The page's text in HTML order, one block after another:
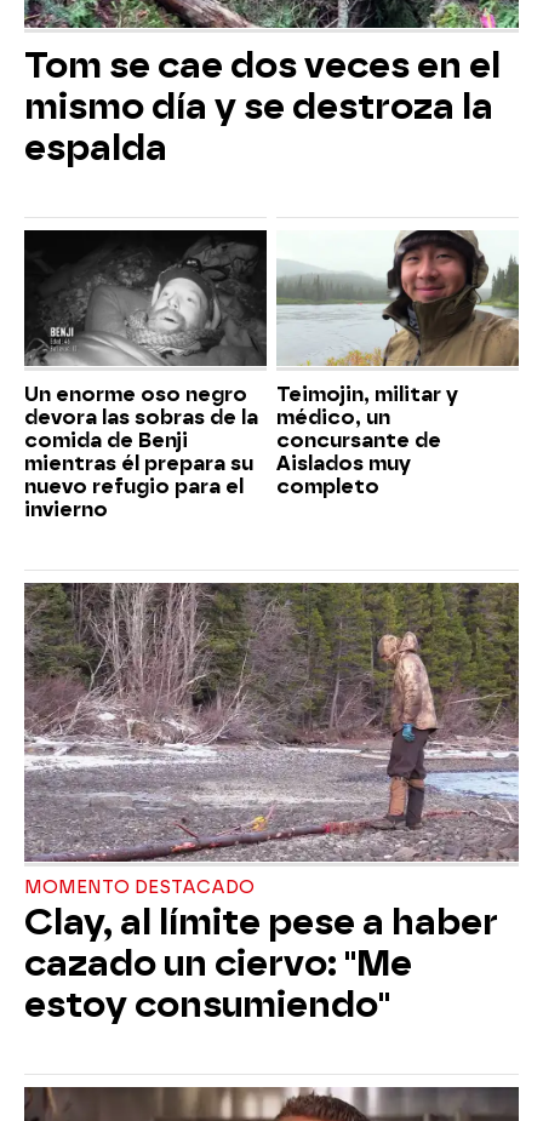
Tom se cae dos veces en el
mismo día y se destroza la
espalda
Un enorme oso negro
devora las sobras de la
comida de Benji
mientras él prepara su
nuevo refugio para el
invierno
Teimojin, militar y
médico, un
concursante de
Aislados muy
completo
MOMENTO DESTACADO
Clay, al límite pese a haber
cazado un ciervo: "Me
estoy consumiendo"